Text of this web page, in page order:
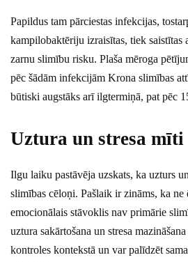
Papildus tam pārciestas infekcijas,
kampilobaktēriju izraisītas, tiek saistītas
zarnu slimību risku. Plaša mēroga
pēc šādām infekcijām Krona slimības
būtiski augstāks arī ilgtermiņā, pat pēc
Uztura un stresa mīti
Ilgu laiku pastāvēja uzskats, ka uzturs
slimības cēloņi. Pašlaik ir zināms, ka ne
emocionālais stāvoklis nav primārie
uztura sakārtošana un stresa
kontroles kontekstā un var palīdzēt